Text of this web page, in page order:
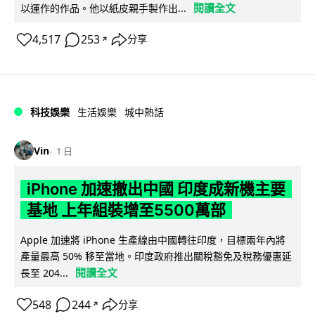
以運作的作品。他以紙皮親手製作出...
閱讀全文
4,517 253 ↗ 分享
科技娛樂 生活娛樂 城中熱話
Vin 1 日
iPhone 加速撤出中國 印度成新機主要
基地 上年組裝增至5500萬部
Apple 加速將 iPhone 生產線由中國轉往印度，目標兩年內將
產量最高 50% 移至當地。印度政府推出關稅豁免及稅務優惠延
長至 204...
閱讀全文
548 244 ↗ 分享